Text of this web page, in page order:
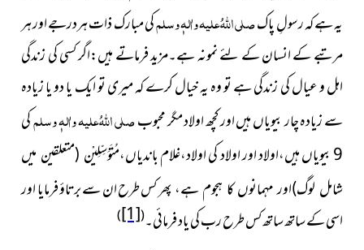
یہ ہے کہ رسولِ پاکصلی اللہُ علیہ واٰلہٖ وسلمکی مبارک ذات ہردرجے اور ہر
مرتبے کے انسان کے لئے نمونہ ہے۔مزید فرماتے ہیں:اگر کسی کی زندگی
اہل و عیال کی زندگی ہے تو وہ یہ خیال کرے کہ میری تو ایک یا دو یا زیادہ
سے زیادہ چار بیویاں ہیں اور کچھ اولاد مگر محبوبصلی اللہُ علیہ واٰلہٖ وسلمکی
9 بیویاں ہیں،اولاد اور اولاد کی اولاد،غلام
باندیاں،مُتَوَسِّلِیْن (متعلقین میں
شامل لوگ)اور مہمانوں کا ہجوم ہے، پھر کس طرح ان سے برتاؤ فرمایا اور
اسی کے ساتھ ساتھ کس طرح رب کی یاد فرمائی۔(
[1]
)